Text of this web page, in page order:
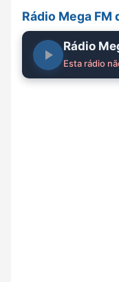
Rádio Mega FM
Rádio
Esta rádio